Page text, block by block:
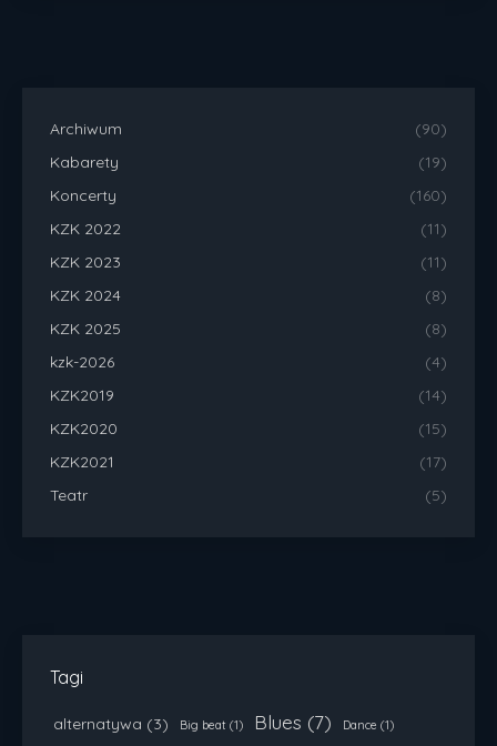
Archiwum
(90)
Kabarety
(19)
Koncerty
(160)
KZK 2022
(11)
KZK 2023
(11)
KZK 2024
(8)
KZK 2025
(8)
kzk-2026
(4)
KZK2019
(14)
KZK2020
(15)
KZK2021
(17)
Teatr
(5)
Tagi
alternatywa (3) Big beat (1) Blues (7) Dance (1)